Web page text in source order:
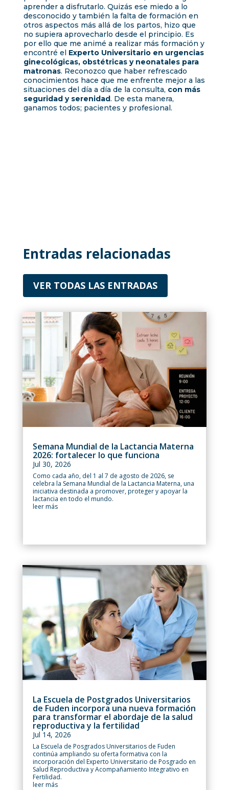
aprender a disfrutarlo. Quizás ese miedo a lo
desconocido y también la falta de formación en
otros aspectos más allá de los partos, hizo que
no supiera aprovecharlo desde el principio. Es
por ello que me animé a realizar más formación y
encontré el Experto Universitario en urgencias
ginecológicas, obstétricas y neonatales para
matronas. Reconozco que haber refrescado
conocimientos hace que me enfrente mejor a las
situaciones del día a día de la consulta, con más
seguridad y serenidad. De esta manera,
ganamos todos; pacientes y profesional.
Entradas relacionadas
VER TODAS LAS ENTRADAS
Semana Mundial de la Lactancia Materna
2026: fortalecer lo que funciona
Jul 30, 2026
Como cada año, del 1 al 7 de agosto de 2026, se
celebra la Semana Mundial de la Lactancia Materna, una
iniciativa destinada a promover, proteger y apoyar la
lactancia en todo el mundo.
leer más
La Escuela de Postgrados Universitarios
de Fuden incorpora una nueva formación
para transformar el abordaje de la salud
reproductiva y la fertilidad
Jul 14, 2026
La Escuela de Posgrados Universitarios de Fuden
continúa ampliando su oferta formativa con la
incorporación del Experto Universitario de Posgrado en
Salud Reproductiva y Acompañamiento Integrativo en
Fertilidad.
leer más